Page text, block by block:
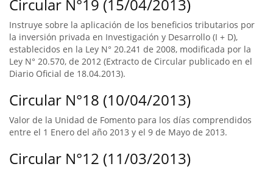
Circular N°19 (15/04/2013)
Instruye sobre la aplicación de los beneficios tributarios por
la inversión privada en Investigación y Desarrollo (I + D),
establecidos en la Ley N° 20.241 de 2008, modificada por la
Ley N° 20.570, de 2012 (Extracto de Circular publicado en el
Diario Oficial de 18.04.2013).
Circular N°18 (10/04/2013)
Valor de la Unidad de Fomento para los días comprendidos
entre el 1 Enero del año 2013 y el 9 de Mayo de 2013.
Circular N°12 (11/03/2013)